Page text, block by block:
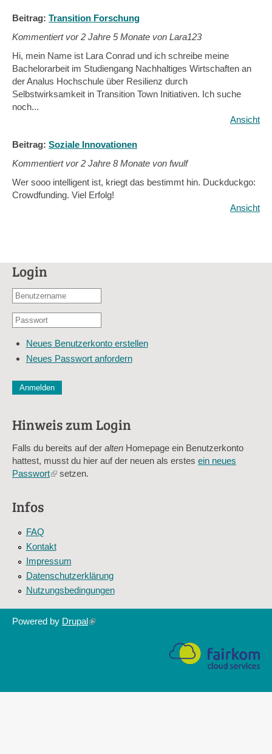
Beitrag: Transition Forschung
Kommentiert vor2 Jahre 5 Monate von Lara123
Hi, mein Name ist Lara Conrad und ich schreibe meine
Bachelorarbeit im Studiengang Nachhaltiges Wirtschaften an
der Analus Hochschule über Resilienz durch
Selbstwirksamkeit in Transition Town Initiativen. Ich suche
noch...
Ansicht
Beitrag: Soziale Innovationen
Kommentiert vor2 Jahre 8 Monate von fwulf
Wer sooo intelligent ist, kriegt das bestimmt hin. Duckduckgo:
Crowdfunding. Viel Erfolg!
Ansicht
Login
Benutzername
E-
Adresse
Passwort
Neues Benutzerkonto erstellen
Neues Passwort anfordern
Diese Sicherheitsfrage überprüft, ob Sie ein menschlicher
Sag mir nicht, wie viele Sternlein stehen
Hinweis zum Login
Falls du bereits auf der alten Homepage ein Benutzerkonto
hattest, musst du hier auf der neuen als erstes ein neues
Passwort(linksetzen.
Infos
FAQ
Kontakt
Impressum
Datenschutzerklärung
Nutzungsbedingungen
Powered by Drupal(link